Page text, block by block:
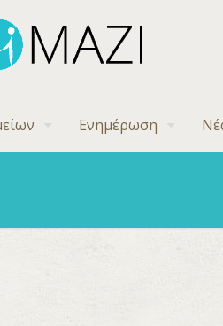
Ενημέρωση